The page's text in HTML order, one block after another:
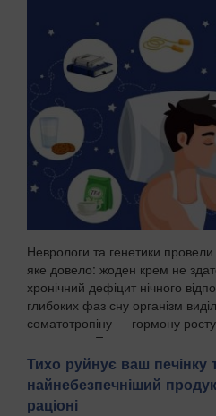
поліції в четвер, 6 серпня,
"На Бориспільщині троє
Неврологи та генетики
яке довело: жоден крем не
хронічний дефіцит нічного
глибоких фаз сну організм
соматотропіну — гормону росту
передають Пат...
Тихо руйнує ваш печінку
найнебезпечніший
раціоні